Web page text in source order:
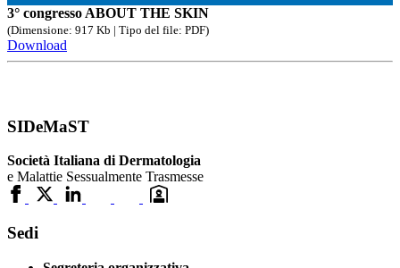
3° congresso ABOUT THE SKIN
(Dimensione: 917 Kb | Tipo del file: PDF)
Download
SIDeMaST
Società Italiana di Dermatologia
e Malattie Sessualmente Trasmesse
Sedi